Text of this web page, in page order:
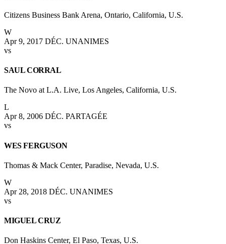
Citizens Business Bank Arena, Ontario, California, U.S.
W
Apr 9, 2017 DÉC. UNANIMES
vs
SAUL CORRAL
The Novo at L.A. Live, Los Angeles, California, U.S.
L
Apr 8, 2006 DÉC. PARTAGÉE
vs
WES FERGUSON
Thomas & Mack Center, Paradise, Nevada, U.S.
W
Apr 28, 2018 DÉC. UNANIMES
vs
MIGUEL CRUZ
Don Haskins Center, El Paso, Texas, U.S.